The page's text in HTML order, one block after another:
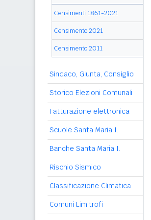
Censimenti 1861-2021
Censimento 2021
Censimento 2011
Sindaco, Giunta, Consiglio
Storico Elezioni Comunali
Fatturazione elettronica
Scuole Santa Maria I.
Banche Santa Maria I.
Rischio Sismico
Classificazione Climatica
Comuni Limitrofi